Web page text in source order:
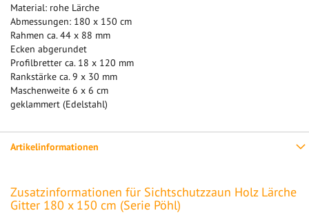
Material: rohe Lärche
Abmessungen: 180 x 150 cm
Rahmen ca. 44 x 88 mm
Ecken abgerundet
Profilbretter ca. 18 x 120 mm
Rankstärke ca. 9 x 30 mm
Maschenweite 6 x 6 cm
geklammert (Edelstahl)
Artikelinformationen
Zusatzinformationen für Sichtschutzzaun Holz Lärche
Gitter 180 x 150 cm (Serie Pöhl)